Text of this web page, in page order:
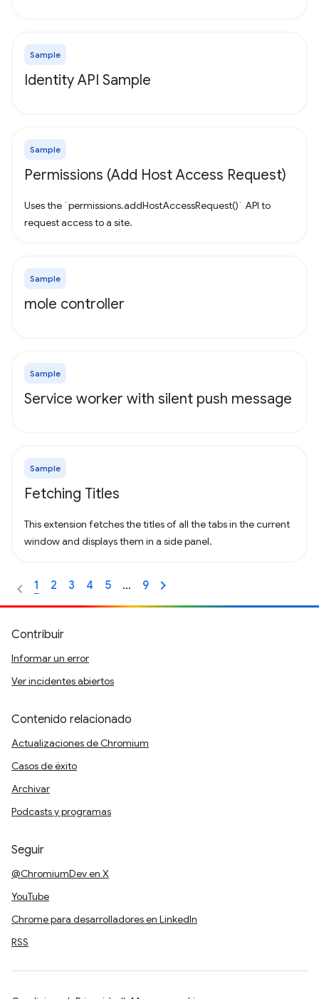
Sample
Identity API Sample
Sample
Permissions (Add Host Access Request)
Uses the `permissions.addHostAccessRequest()` API to
request access to a site.
Sample
mole controller
Sample
Service worker with silent push message
Sample
Fetching Titles
This extension fetches the titles of all the tabs in the current
window and displays them in a side panel.
1 2 3 4 5 … 9
Contribuir
Informar un error
Ver incidentes abiertos
Contenido relacionado
Actualizaciones de Chromium
Casos de éxito
Archivar
Podcasts y programas
Seguir
@ChromiumDev en X
YouTube
Chrome para desarrolladores en LinkedIn
RSS